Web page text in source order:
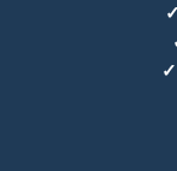
✓
✓